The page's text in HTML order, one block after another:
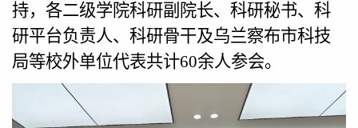
持，各二级学院科研副院长、科研秘书、科
研平台负责人、科研骨干及乌兰察布市科技
局等校外单位代表共计60余人参会。